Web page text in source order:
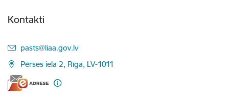
Kontakti
E-pasts:
pasts@liaa.gov.lv
Pērses iela 2, Rīga, LV-1011